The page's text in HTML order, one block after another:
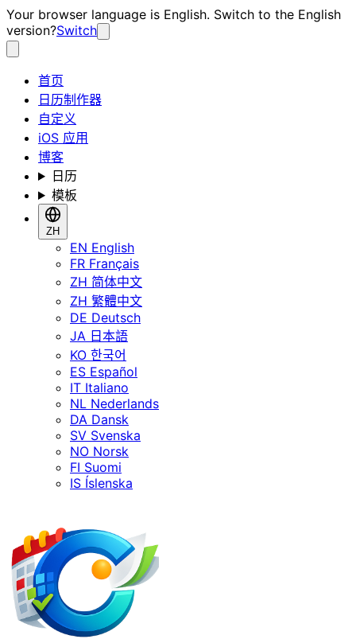
Your browser language is English. Switch to the English
version?Switch
首页
日历制作器
自定义
iOS 应用
博客
日历
模板
ZH
EN English
FR Français
ZH 简体中文
ZH 繁體中文
DE Deutsch
JA 日本語
KO 한국어
ES Español
IT Italiano
NL Nederlands
DA Dansk
SV Svenska
NO Norsk
FI Suomi
IS Íslenska